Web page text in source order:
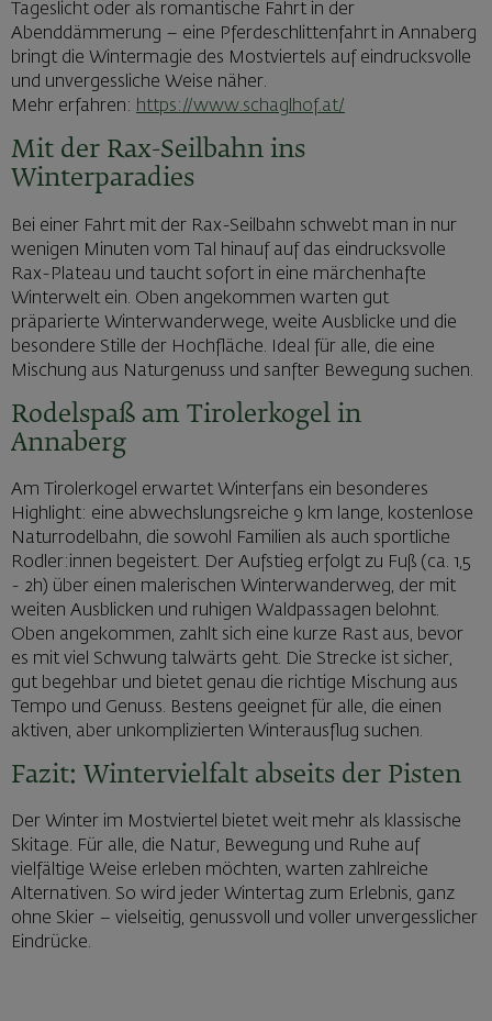
Tageslicht oder als romantische Fahrt in der
Abenddämmerung – eine Pferdeschlittenfahrt in Annaberg
bringt die Wintermagie des Mostviertels auf eindrucksvolle
und unvergessliche Weise näher.
Mehr erfahren: https://www.schaglhof.at/
Mit der Rax-Seilbahn ins
Winterparadies
Bei einer Fahrt mit der Rax-Seilbahn schwebt man in nur
wenigen Minuten vom Tal hinauf auf das eindrucksvolle
Rax-Plateau und taucht sofort in eine märchenhafte
Winterwelt ein. Oben angekommen warten gut
präparierte Winterwanderwege, weite Ausblicke und die
besondere Stille der Hochfläche. Ideal für alle, die eine
Mischung aus Naturgenuss und sanfter Bewegung suchen.
Rodelspaß am Tirolerkogel in
Annaberg
Am Tirolerkogel erwartet Winterfans ein besonderes
Highlight: eine abwechslungsreiche 9 km lange, kostenlose
Naturrodelbahn, die sowohl Familien als auch sportliche
Rodler:innen begeistert. Der Aufstieg erfolgt zu Fuß (ca. 1,5
- 2h) über einen malerischen Winterwanderweg, der mit
weiten Ausblicken und ruhigen Waldpassagen belohnt.
Oben angekommen, zahlt sich eine kurze Rast aus, bevor
es mit viel Schwung talwärts geht. Die Strecke ist sicher,
gut begehbar und bietet genau die richtige Mischung aus
Tempo und Genuss. Bestens geeignet für alle, die einen
aktiven, aber unkomplizierten Winterausflug suchen.
Fazit: Wintervielfalt abseits der Pisten
Der Winter im Mostviertel bietet weit mehr als klassische
Skitage. Für alle, die Natur, Bewegung und Ruhe auf
vielfältige Weise erleben möchten, warten zahlreiche
Alternativen. So wird jeder Wintertag zum Erlebnis, ganz
ohne Skier – vielseitig, genussvoll und voller unvergesslicher
Eindrücke.